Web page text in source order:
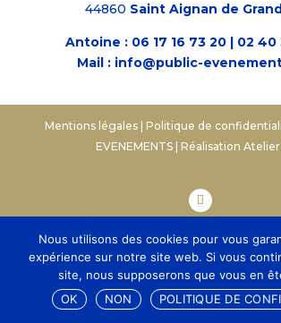
44860 Saint Aignan de
Antoine : 06 17 16 73 20| 02 40
Mail : info@public-
Mentions légales| Politique de
EVENEMENTS | Réalisation Atelier
Nous utilisons des cookies pour vous
expérience sur notre site web. Si vous
site, nous supposerons que vous en
OK
NON POLITIQUE DE